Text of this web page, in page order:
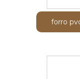
forro